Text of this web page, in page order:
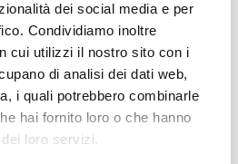
dei social media e per
Condividiamo inoltre
cui utilizzi il nostro sito con i
di analisi dei dati web,
i quali potrebbero combinarle
hai fornito loro o che hanno
loro servizi.
ti ricontatteremo